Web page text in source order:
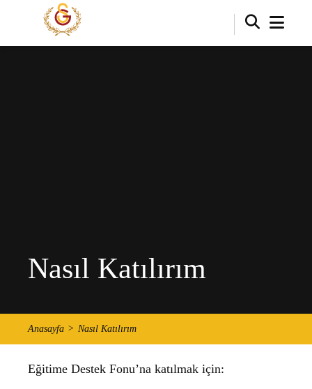
Nasıl Katılırım
Anasayfa Nasıl Katılırım
Eğitime Destek Fonu’na katılmak için: